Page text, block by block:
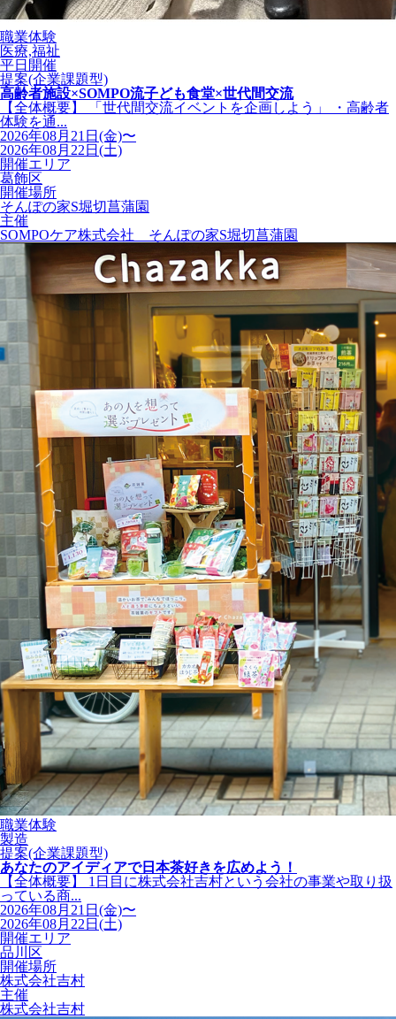
職業体験
医療,福祉
平日開催
提案(企業課題型)
高齢者施設×SOMPO流子ども食堂×世代間交流
【全体概要】 「世代間交流イベントを企画しよう」 ・高齢者
体験を通...
2026年08月21日(金)〜
2026年08月22日(土)
開催エリア
葛飾区
開催場所
そんぽの家S堀切菖蒲園
主催
SOMPOケア株式会社 そんぽの家S堀切菖蒲園
職業体験
製造
提案(企業課題型)
あなたのアイディアで日本茶好きを広めよう！
【全体概要】 1日目に株式会社吉村という会社の事業や取り扱
っている商...
2026年08月21日(金)〜
2026年08月22日(土)
開催エリア
品川区
開催場所
株式会社吉村
主催
株式会社吉村